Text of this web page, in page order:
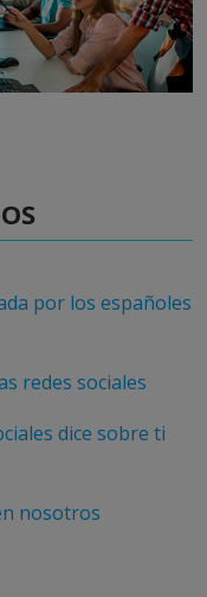
por los españoles
redes sociales
dice sobre ti
nosotros